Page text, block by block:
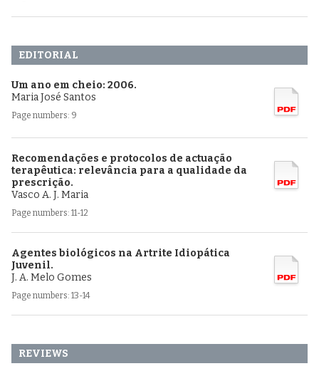
EDITORIAL
Um ano em cheio: 2006.
Maria José Santos
Page numbers: 9
Recomendações e protocolos de actuação
terapêutica: relevância para a qualidade da
prescrição.
Vasco A. J. Maria
Page numbers: 11-12
Agentes biológicos na Artrite Idiopática
Juvenil.
J. A. Melo Gomes
Page numbers: 13-14
REVIEWS